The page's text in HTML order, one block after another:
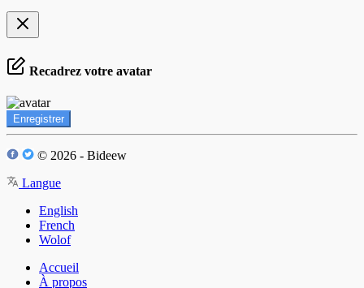
Recadrez votre avatar
Enregistrer
© 2026 - Bideew
Langue
English
French
Wolof
Accueil
À propos